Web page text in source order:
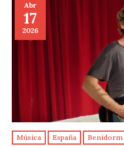
Abr
17
2026
Música España Benidorm